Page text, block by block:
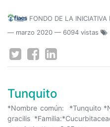
FONDO DE LA
— marzo 2020 — 6094 vistas
Tunquito
*Nombre común: *Tunquito
gracilis